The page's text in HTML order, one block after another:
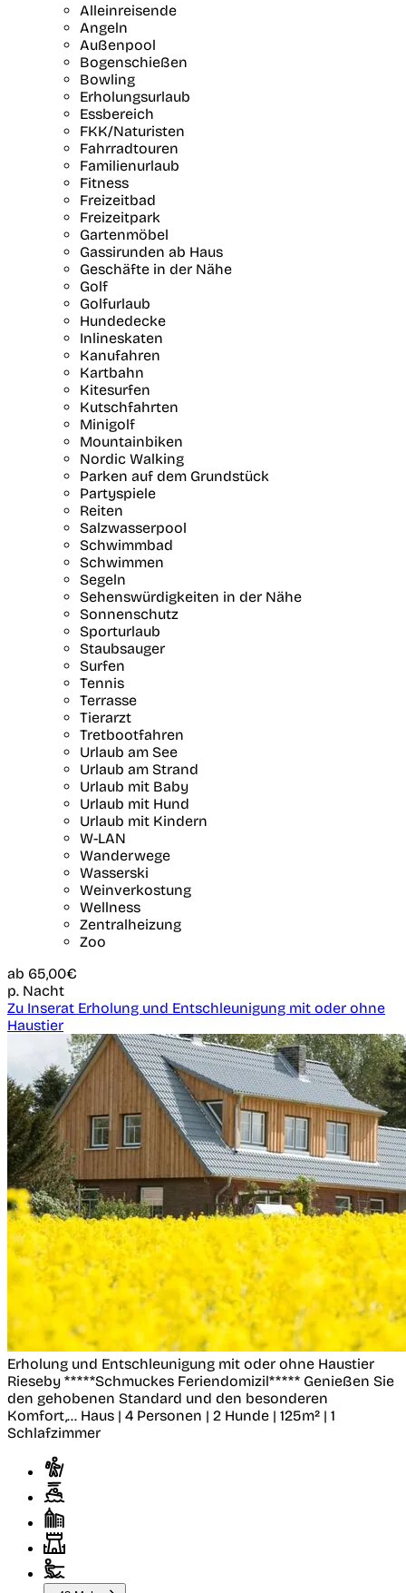
Alleinreisende
Angeln
Außenpool
Bogenschießen
Bowling
Erholungsurlaub
Essbereich
FKK/Naturisten
Fahrradtouren
Familienurlaub
Fitness
Freizeitbad
Freizeitpark
Gartenmöbel
Gassirunden ab Haus
Geschäfte in der Nähe
Golf
Golfurlaub
Hundedecke
Inlineskaten
Kanufahren
Kartbahn
Kitesurfen
Kutschfahrten
Minigolf
Mountainbiken
Nordic Walking
Parken auf dem Grundstück
Partyspiele
Reiten
Salzwasserpool
Schwimmbad
Schwimmen
Segeln
Sehenswürdigkeiten in der Nähe
Sonnenschutz
Sporturlaub
Staubsauger
Surfen
Tennis
Terrasse
Tierarzt
Tretbootfahren
Urlaub am See
Urlaub am Strand
Urlaub mit Baby
Urlaub mit Hund
Urlaub mit Kindern
W-LAN
Wanderwege
Wasserski
Weinverkostung
Wellness
Zentralheizung
Zoo
ab 65,00€
p. Nacht
Zu Inserat Erholung und Entschleunigung mit oder ohne
Haustier
Erholung und Entschleunigung mit oder ohne Haustier
Rieseby *****Schmuckes Feriendomizil***** Genießen Sie
den gehobenen Standard und den besonderen
Komfort,... Haus | 4 Personen | 2 Hunde | 125m² | 1
Schlafzimmer